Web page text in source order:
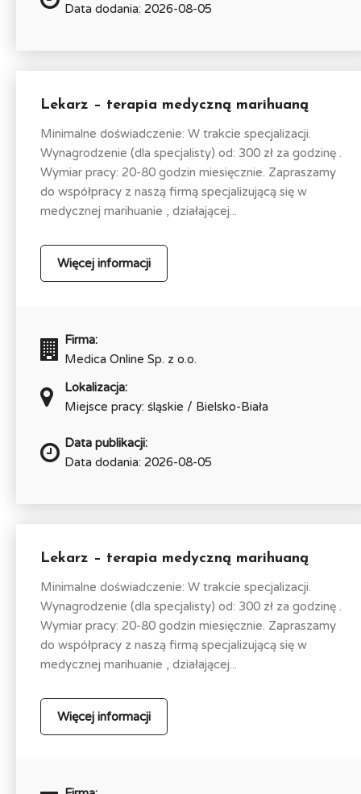
Data dodania: 2026-08-05
Lekarz – terapia medyczną marihuaną
Minimalne doświadczenie: W trakcie specjalizacji.
Wynagrodzenie (dla specjalisty) od: 300 zł za godzinę .
Wymiar pracy: 20-80 godzin miesięcznie. Zapraszamy
do współpracy z naszą firmą specjalizującą się w
medycznej marihuanie , działającej...
Więcej informacji
Firma:
Medica Online Sp. z o.o.
Lokalizacja:
Miejsce pracy: śląskie / Bielsko-Biała
Data publikacji:
Data dodania: 2026-08-05
Lekarz – terapia medyczną marihuaną
Minimalne doświadczenie: W trakcie specjalizacji.
Wynagrodzenie (dla specjalisty) od: 300 zł za godzinę .
Wymiar pracy: 20-80 godzin miesięcznie. Zapraszamy
do współpracy z naszą firmą specjalizującą się w
medycznej marihuanie , działającej...
Więcej informacji